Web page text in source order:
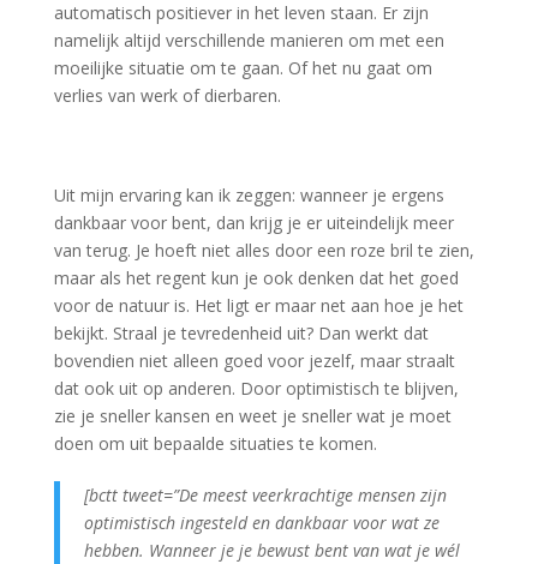
automatisch positiever in het leven staan. Er zijn
namelijk altijd verschillende manieren om met een
moeilijke situatie om te gaan. Of het nu gaat om
verlies van werk of dierbaren.
Uit mijn ervaring kan ik zeggen: wanneer je ergens
dankbaar voor bent, dan krijg je er uiteindelijk meer
van terug. Je hoeft niet alles door een roze bril te zien,
maar als het regent kun je ook denken dat het goed
voor de natuur is. Het ligt er maar net aan hoe je het
bekijkt. Straal je tevredenheid uit? Dan werkt dat
bovendien niet alleen goed voor jezelf, maar straalt
dat ook uit op anderen. Door optimistisch te blijven,
zie je sneller kansen en weet je sneller wat je moet
doen om uit bepaalde situaties te komen.
[bctt tweet=”De meest veerkrachtige mensen zijn
optimistisch ingesteld en dankbaar voor wat ze
hebben. Wanneer je je bewust bent van wat je wél